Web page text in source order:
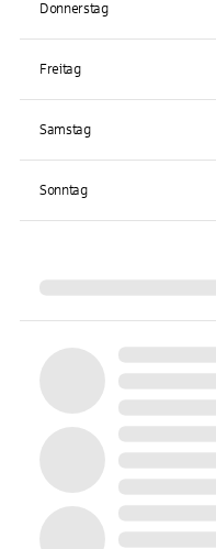
Donnerstag
Freitag
Samstag
Sonntag